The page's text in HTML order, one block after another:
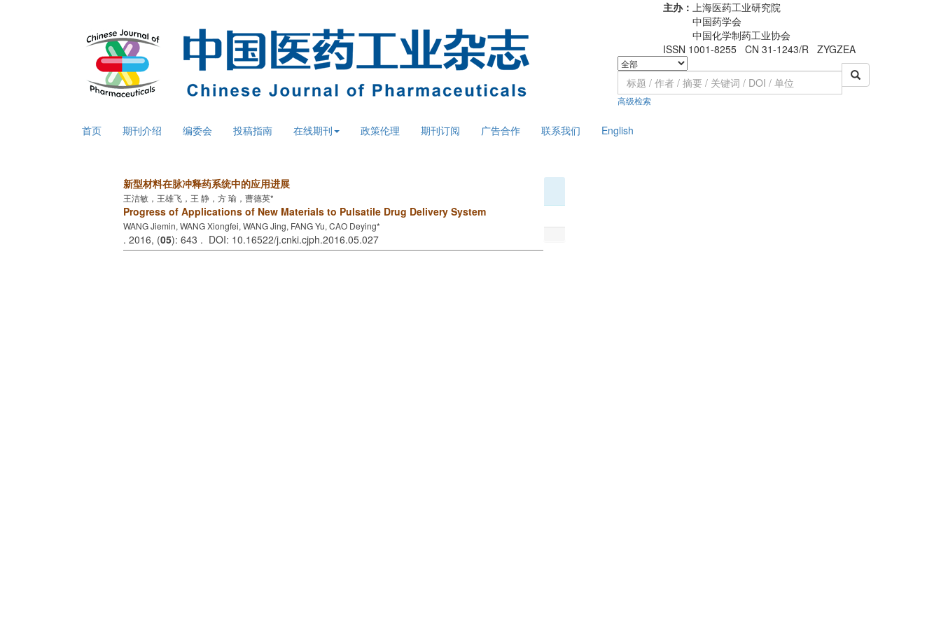
主办： 上海医药工业研究院
中国药学会
中国化学制药工业协会
ISSN 1001-8255 CN 31-1243/R ZYGZEA
高级检索
首页 期刊介绍 编委会 投稿指南 在线期刊 政策伦理 期刊订阅 广告合作 联系我们 English
新型材料在脉冲释药系统中的应用进展
王洁敏，王雄飞，王 静，方 瑜，曹德英*
Progress of Applications of New Materials to Pulsatile Drug Delivery System
WANG Jiemin, WANG Xiongfei, WANG Jing, FANG Yu, CAO Deying*
. 2016, (05): 643 . DOI: 10.16522/j.cnki.cjph.2016.05.027